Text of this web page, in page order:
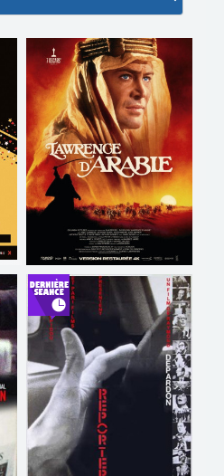
LAWRENCE D'ARABIE
Horaires et Infos
Bande-annonce
Réservation
TOUT PUBLIC VO